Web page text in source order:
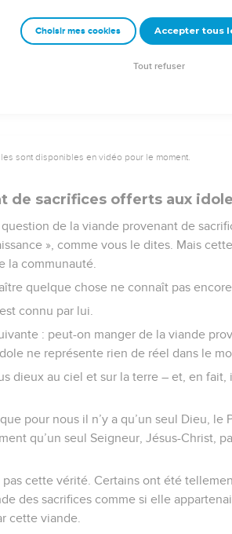
1997, avec autorisation. Pour vous procurer
sont disponibles en vidéo pour le moment.
de sacrifices offerts aux
de la viande provenant de
», comme vous le dites. Mais
la communauté.
quelque chose ne connaît pas
connu par lui.
: peut-on manger de la viande
ne représente rien de réel dans le
dieux au ciel et sur la terre – et, en
pour nous il n’y a qu’un seul Dieu,
qu’un seul Seigneur, Jésus-Christ,
pas cette vérité. Certains ont été
des sacrifices comme si elle
cette viande.
Choisir mes cookies Accepter tous
Tout refuser